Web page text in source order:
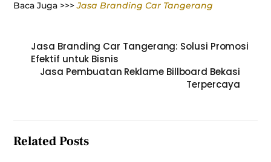
Baca Juga >>>Jasa Branding Car Tangerang
Jasa Branding Car Tangerang: Solusi Promosi
Efektif untuk Bisnis
Jasa Pembuatan Reklame Billboard Bekasi
Terpercaya
Related Posts